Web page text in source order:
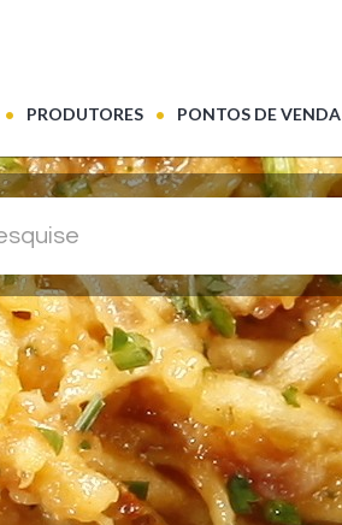
(CURRENT)
PRODUTORES PONTOS DE VENDA